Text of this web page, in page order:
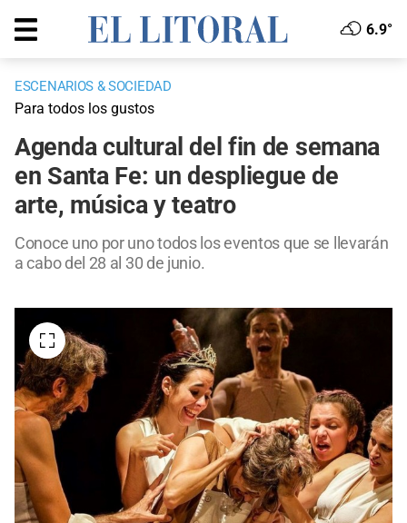
6.9°
ESCENARIOS & SOCIEDAD
Para todos los gustos
Agenda cultural del fin de semana
en Santa Fe: un despliegue de
arte, música y teatro
Conoce uno por uno todos los eventos que se llevarán
a cabo del 28 al 30 de junio.